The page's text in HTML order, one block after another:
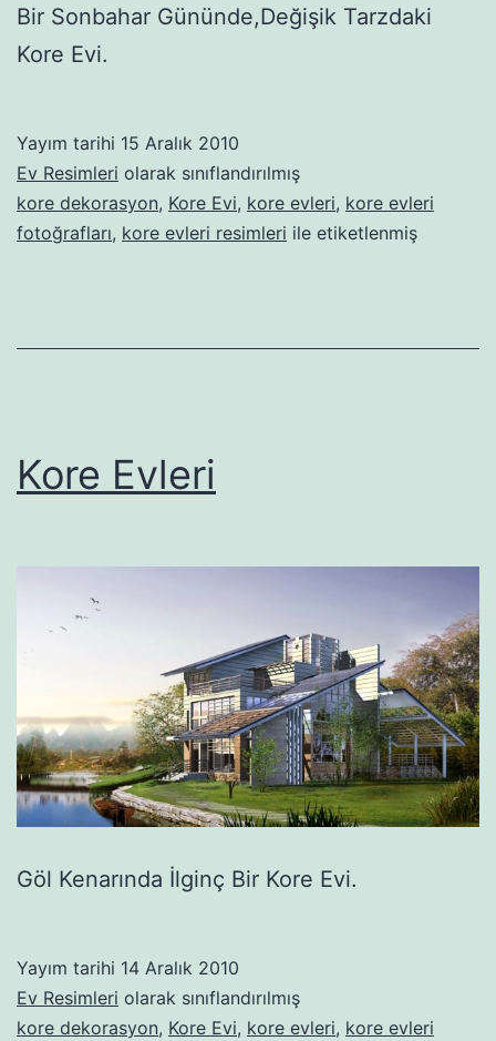
Bir Sonbahar Gününde,Değişik Tarzdaki
Kore Evi.
Yayım tarihi 15 Aralık 2010
Ev Resimleri olarak sınıflandırılmış
kore dekorasyon, Kore Evi, kore evleri, kore evleri
fotoğrafları, kore evleri resimleri ile etiketlenmiş
Kore Evleri
Göl Kenarında İlginç Bir Kore Evi.
Yayım tarihi 14 Aralık 2010
Ev Resimleri olarak sınıflandırılmış
kore dekorasyon, Kore Evi, kore evleri, kore evleri